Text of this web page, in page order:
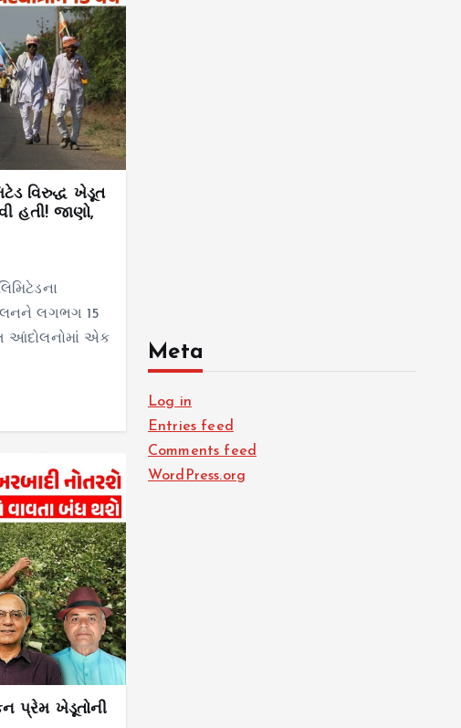
વિરુદ્ધ ખેડૂત
હતી! જાણો,
લગભગ 15
આંદોલનોમાં એક
પ્રેમ ખેડૂતોની
Meta
Log in
Entries feed
Comments feed
WordPress.org